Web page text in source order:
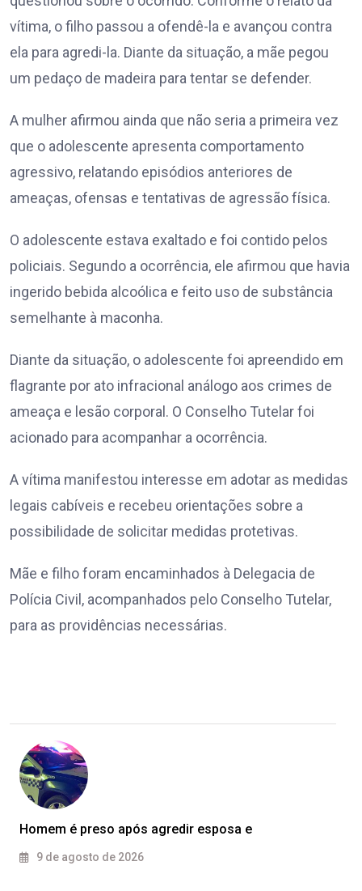
vítima, o filho passou a ofendê-la e avançou contra
ela para agredi-la. Diante da situação, a mãe pegou
um pedaço de madeira para tentar se defender.
A mulher afirmou ainda que não seria a primeira vez
que o adolescente apresenta comportamento
agressivo, relatando episódios anteriores de
ameaças, ofensas e tentativas de agressão física.
O adolescente estava exaltado e foi contido pelos
policiais. Segundo a ocorrência, ele afirmou que havia
ingerido bebida alcoólica e feito uso de substância
semelhante à maconha.
Diante da situação, o adolescente foi apreendido em
flagrante por ato infracional análogo aos crimes de
ameaça e lesão corporal. O Conselho Tutelar foi
acionado para acompanhar a ocorrência.
A vítima manifestou interesse em adotar as medidas
legais cabíveis e recebeu orientações sobre a
possibilidade de solicitar medidas protetivas.
Mãe e filho foram encaminhados à Delegacia de
Polícia Civil, acompanhados pelo Conselho Tutelar,
para as providências necessárias.
Homem é preso após agredir esposa e
9 de agosto de 2026